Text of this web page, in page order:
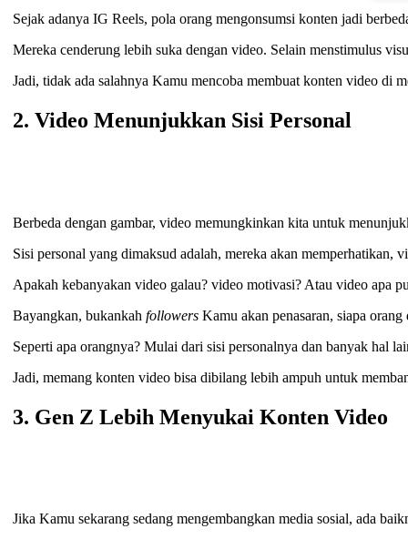
Sejak adanya IG Reels, pola orang mengonsumsi konten jadi
Mereka cenderung lebih suka dengan video. Selain menstimulus
Jadi, tidak ada salahnya Kamu mencoba membuat konten video di
2. Video Menunjukkan Sisi Personal
Berbeda dengan gambar, video memungkinkan kita untuk
Sisi personal yang dimaksud adalah, mereka akan memperhatikan,
Apakah kebanyakan video galau? video motivasi? Atau video apa
Bayangkan, bukankahfollowers Kamu akan penasaran, siapa
Seperti apa orangnya? Mulai dari sisi personalnya dan banyak hal
Jadi, memang konten video bisa dibilang lebih ampuh untuk
3. Gen Z Lebih Menyukai Konten Video
Jika Kamu sekarang sedang mengembangkan media sosial, ada